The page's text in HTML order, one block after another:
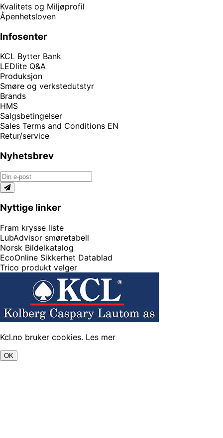
Kvalitets og Miljøprofil
Åpenhetsloven
Infosenter
KCL Bytter Bank
LEDlite Q&A
Produksjon
Smøre og verkstedutstyr
Brands
HMS
Salgsbetingelser
Sales Terms and Conditions EN
Retur/service
Nyhetsbrev
Nyttige linker
Fram krysse liste
LubAdvisor smøretabell
Norsk Bildelkatalog
EcoOnline Sikkerhet Datablad
Trico produkt velger
Kcl.no bruker cookies. Les mer
OK